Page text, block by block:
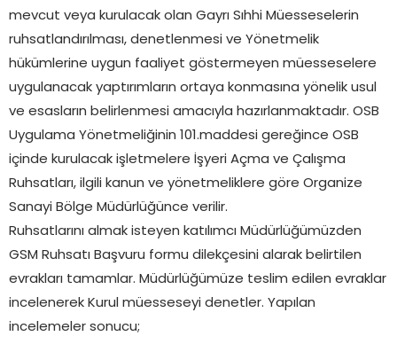
mevcut veya kurulacak olan Gayrı Sıhhi Müesseselerin
ruhsatlandırılması, denetlenmesi ve Yönetmelik
hükümlerine uygun faaliyet göstermeyen müesseselere
uygulanacak yaptırımların ortaya konmasına yönelik usul
ve esasların belirlenmesi amacıyla hazırlanmaktadır. OSB
Uygulama Yönetmeliğinin 101.maddesi gereğince OSB
içinde kurulacak işletmelere İşyeri Açma ve Çalışma
Ruhsatları, ilgili kanun ve yönetmeliklere göre Organize
Sanayi Bölge Müdürlüğünce verilir.
Ruhsatlarını almak isteyen katılımcı Müdürlüğümüzden
GSM Ruhsatı Başvuru formu dilekçesini alarak belirtilen
evrakları tamamlar. Müdürlüğümüze teslim edilen evraklar
incelenerek Kurul müesseseyi denetler. Yapılan
incelemeler sonucu;